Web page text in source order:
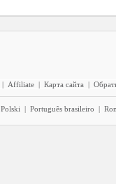
| Affiliate | Карта сайта |
Polski | Português brasileiro |